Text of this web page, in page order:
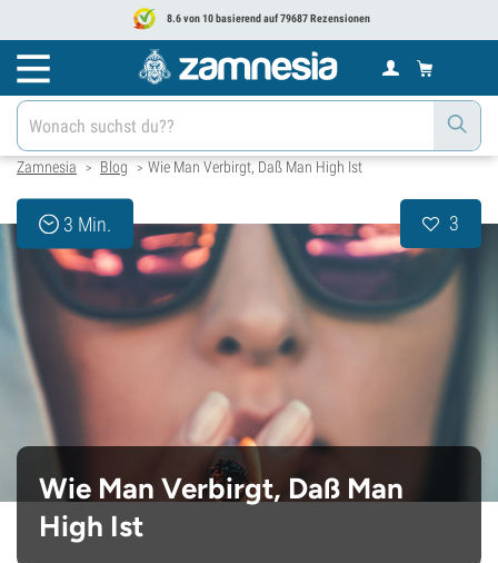
8.6 von 10 basierend auf 79687 Rezensionen
Zamnesia > Blog > Wie Man Verbirgt, Daß Man High Ist
3 Min. 3
Wie Man Verbirgt, Daß Man
High Ist